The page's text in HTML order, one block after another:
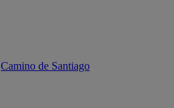
Camino de Santiago